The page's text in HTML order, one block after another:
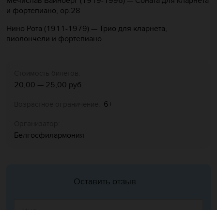
и фортепиано, ор.28
Нино Рота (1911-1979) — Трио для кларнета,
виолончели и фортепиано
20,00 — 25,00 руб.
6+
Белгосфилармония
Оставить отзыв